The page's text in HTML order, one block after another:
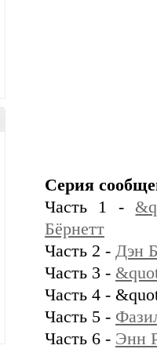
Серия
Часть 1 -
Бёрнетт
Часть 2 - Дэн
Часть 3 -
Часть 4 -
Часть 5 -
Часть 6 - Энн